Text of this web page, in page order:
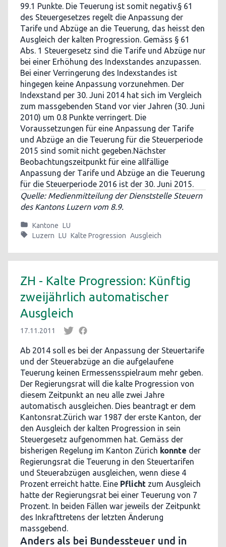
99.1 Punkte. Die Teuerung ist somit negativ.§ 61
des Steuergesetzes regelt die Anpassung der
Tarife und Abzüge an die Teuerung, das heisst den
Ausgleich der kalten Progression. Gemäss § 61
Abs. 1 Steuergesetz sind die Tarife und Abzüge nur
bei einer Erhöhung des Indexstandes anzupassen.
Bei einer Verringerung des Indexstandes ist
hingegen keine Anpassung vorzunehmen. Der
Indexstand per 30. Juni 2014 hat sich im Vergleich
zum massgebenden Stand vor vier Jahren (30. Juni
2010) um 0.8 Punkte verringert. Die
Voraussetzungen für eine Anpassung der Tarife
und Abzüge an die Teuerung für die Steuerperiode
2015 sind somit nicht gegeben.Nächster
Beobachtungszeitpunkt für eine allfällige
Anpassung der Tarife und Abzüge an die Teuerung
für die Steuerperiode 2016 ist der 30. Juni 2015.
Quelle: Medienmitteilung der Dienststelle Steuern
des Kantons Luzern vom 8.9.
Kantone LU
Luzern LU Kalte Progression Ausgleich
ZH - Kalte Progression: Künftig
zweijährlich automatischer
Ausgleich
17.11.2011
Ab 2014 soll es bei der Anpassung der Steuertarife
und der Steuerabzüge an die aufgelaufene
Teuerung keinen Ermessensspielraum mehr geben.
Der Regierungsrat will die kalte Progression von
diesem Zeitpunkt an neu alle zwei Jahre
automatisch ausgleichen. Dies beantragt er dem
Kantonsrat.Zürich war 1987 der erste Kanton, der
den Ausgleich der kalten Progression in sein
Steuergesetz aufgenommen hat. Gemäss der
bisherigen Regelung im Kanton Zürich konnte der
Regierungsrat die Teuerung in den Steuertarifen
und Steuerabzügen ausgleichen, wenn diese 4
Prozent erreicht hatte. Eine Pflicht zum Ausgleich
hatte der Regierungsrat bei einer Teuerung von 7
Prozent. In beiden Fällen war jeweils der Zeitpunkt
des Inkrafttretens der letzten Änderung
massgebend.
Anders als bei Bundessteuer und in